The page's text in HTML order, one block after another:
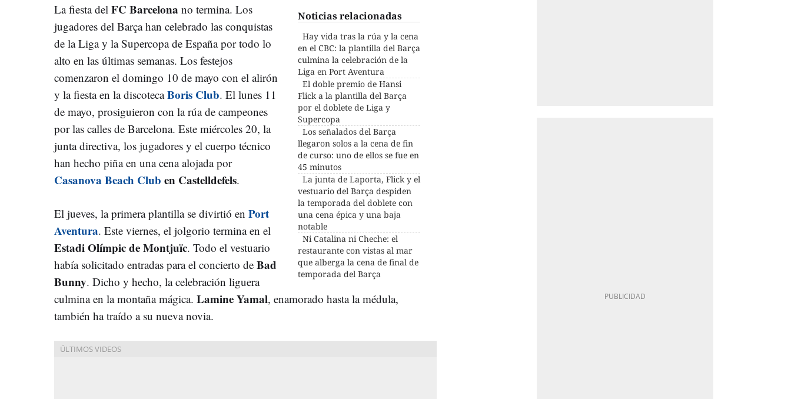
Noticias relacionadas
Hay vida tras la rúa y la cena
en el CBC: la plantilla del Barça
culmina la celebración de la
Liga en Port Aventura
El doble premio de Hansi
Flick a la plantilla del Barça
por el doblete de Liga y
Supercopa
Los señalados del Barça
llegaron solos a la cena de fin
de curso: uno de ellos se fue en
45 minutos
La junta de Laporta, Flick y el
vestuario del Barça despiden
la temporada del doblete con
una cena épica y una baja
notable
Ni Catalina ni Cheche: el
restaurante con vistas al mar
que alberga la cena de final de
temporada del Barça
La fiesta del FC Barcelona no termina. Los
jugadores del Barça han celebrado las conquistas
de la Liga y la Supercopa de España por todo lo
alto en las últimas semanas. Los festejos
comenzaron el domingo 10 de mayo con el alirón
y la fiesta en la discotecaBoris Club. El lunes 11
de mayo, prosiguieron con la rúa de campeones
por las calles de Barcelona. Este miércoles 20, la
junta directiva, los jugadores y el cuerpo técnico
han hecho piña en una cena alojada por
Casanova Beach Club en Castelldefels.
El jueves, la primera plantilla se divirtió en Port
Aventura. Este viernes, el jolgorio termina en el
Estadi Olímpic de Montjuïc. Todo el vestuario
había solicitado entradas para el concierto de Bad
Bunny. Dicho y hecho, la celebración liguera
culmina en la montaña mágica. Lamine Yamal, enamorado hasta la médula,
también ha traído a su nueva novia.